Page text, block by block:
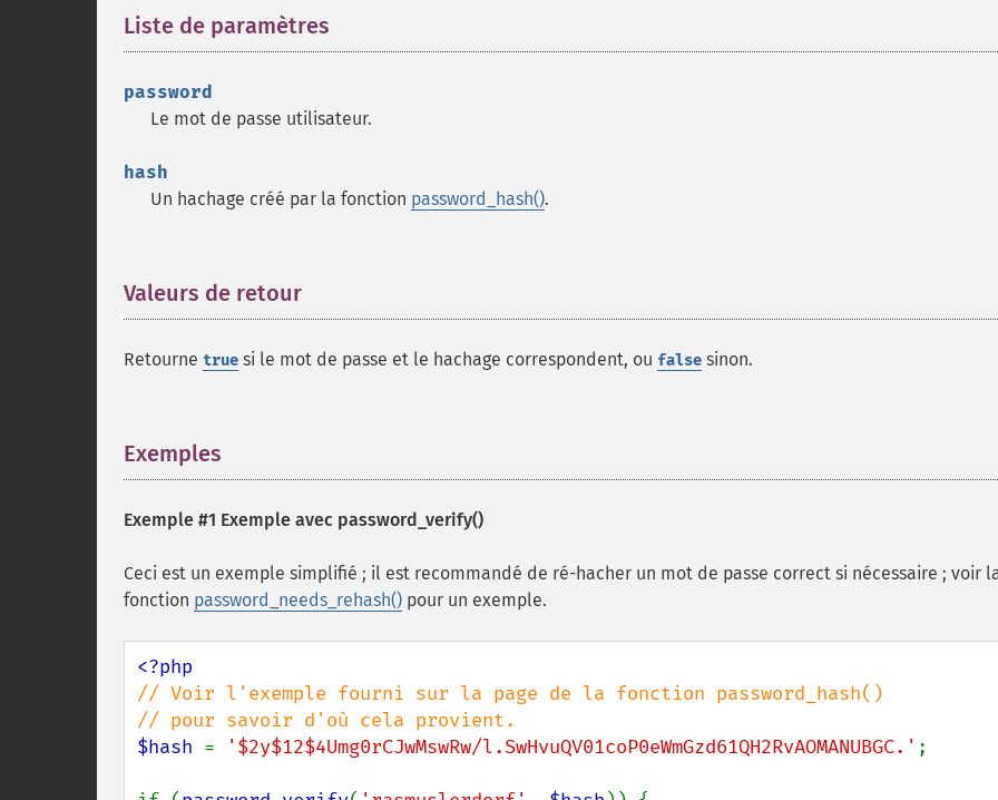
Liste de paramètres
password
Le mot de passe utilisateur.
hash
Un hachage créé par la fonction password_hash().
Valeurs de retour
Retourne true si le mot de passe et le hachage correspondent, ou false sinon.
Exemples
Exemple #1 Exemple avec password_verify()
Ceci est un exemple simplifié ; il est recommandé de ré-hacher un mot de passe correct si nécessaire ; voir
fonction password_needs_rehash() pour un exemple.
// Voir l'exemple fourni sur la page de la fonction password_hash()
$hash = '$2y$12$4Umg0rCJwMswRw/l.SwHvuQV01coP0eWmGzd61QH2RvAOMANUBGC.' ;